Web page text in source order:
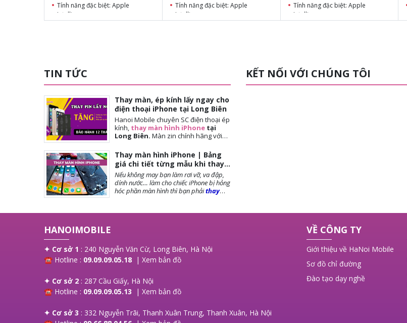
Tính năng đặc biệt: Apple
Intelligence
Tính năng đặc biệt: Apple
Intelligence
Tính năng đặc biệt: Apple
Intelligence
TIN TỨC
Thay màn, ép kính lấy ngay cho
điện thoại iPhone tại Long Biên
Hanoi Mobile chuyên SC điện thoại ép
kính, thay màn hình iPhone tại
Long Biên. Màn zin chính hãng với
đợi nhanh, lấy ngay sau 10-15 phút.
Chế độ bảo hành tốt nhất tới khách
hàng. Tặng cường lực full màn, tặng
ốp lưng, miễn phí vệ sinh máy.
Thay màn hình iPhone | Bảng
giá chi tiết từng mẫu khi thay
màn iPhone
Nếu không may bạn làm rơi vỡ, va đập,
dính nước… làm cho chiếc iPhone bị hỏng
hóc phần màn hình thì bạn phảithay
được dài lâu. Bài viết dưới đây,Hanoi
mời bạn tham khảo!
KẾT NỐI VỚI CHÚNG TÔI
HANOIMOBILE
✦ Cơ sở 1 : 240 Nguyễn Văn Cừ, Long Biên, Hà Nội
☎ Hotline : 09.09.09.05.18 | Xem bản đồ
✦ Cơ sở 2 : 287 Cầu Giấy, Hà Nội
☎ Hotline : 09.09.09.05.13 | Xem bản đồ
✦ Cơ sở 3 : 332 Nguyễn Trãi, Thanh Xuân Trung, Thanh Xuân, Hà Nội
VỀ CÔNG TY
Giới thiệu về HaNoi Mobile
Sơ đồ chỉ đường
Đào tạo dạy nghề